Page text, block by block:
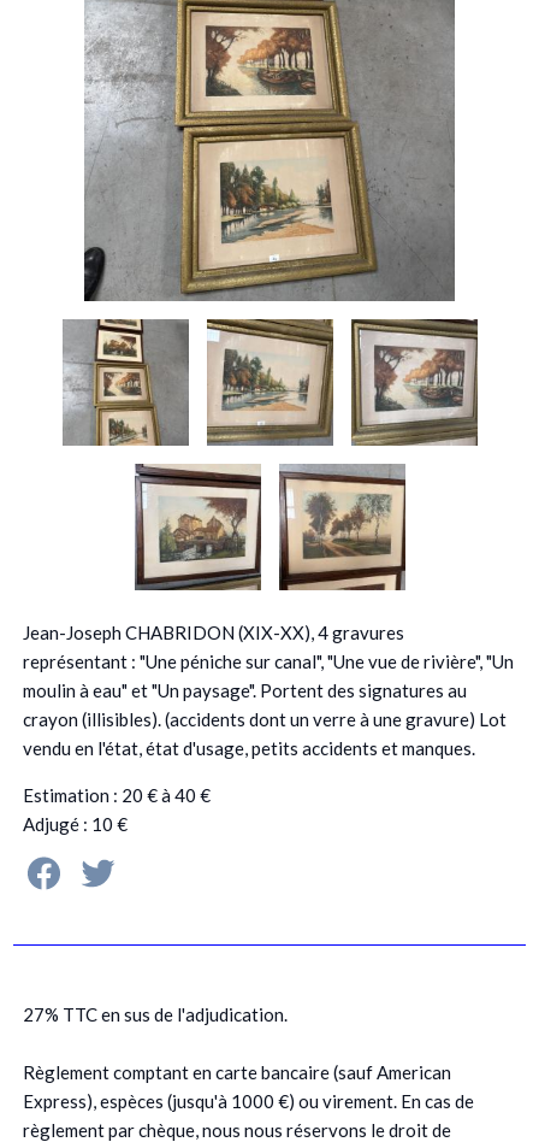
Jean-Joseph CHABRIDON (XIX-XX), 4 gravures
représentant : "Une péniche sur canal", "Une vue de rivière", "Un
moulin à eau" et "Un paysage". Portent des signatures au
crayon (illisibles). (accidents dont un verre à une gravure) Lot
vendu en l'état, état d'usage, petits accidents et manques.
Estimation : 20 € à 40 €
Adjugé : 10 €
27% TTC en sus de l'adjudication.
Règlement comptant en carte bancaire (sauf American
Express), espèces (jusqu'à 1000 €) ou virement. En cas de
règlement par chèque, nous nous réservons le droit de